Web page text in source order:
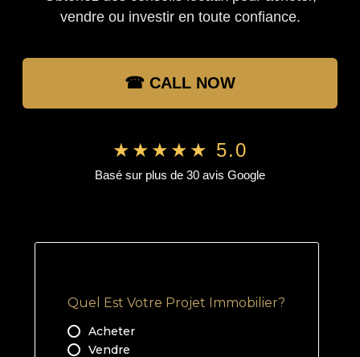
vendre ou investir en toute confiance.
☎ CALL NOW
★★★★★ 5.0
Basé sur plus de 30 avis Google